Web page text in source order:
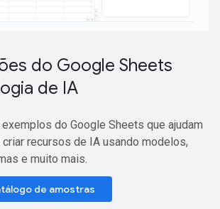
do Google Sheets
de IA
do Google Sheets que ajudam
recursos de IA usando modelos,
e muito mais.
de amostras